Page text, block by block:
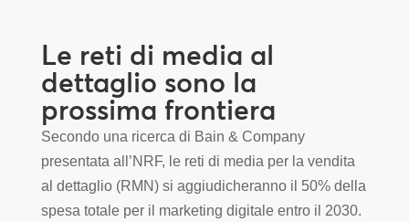
Le reti di media al
dettaglio sono la
prossima frontiera
Secondo una ricerca di Bain & Company
presentata all’NRF, le reti di media per la vendita
al dettaglio (RMN) si aggiudicheranno il 50% della
spesa totale per il marketing digitale entro il 2030.